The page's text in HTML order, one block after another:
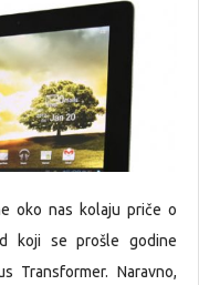
oko nas kolaju priče o
koji se prošle godine
Transformer. Naravno,